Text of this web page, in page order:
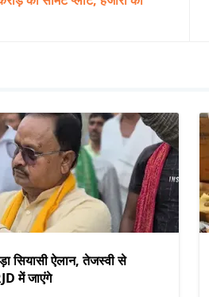
सियासी ऐलान, तेजस्वी से
में जाएंगे